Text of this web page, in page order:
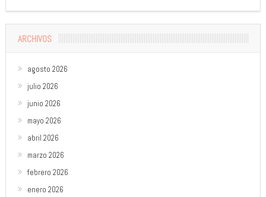
ARCHIVOS
agosto 2026
julio 2026
junio 2026
mayo 2026
abril 2026
marzo 2026
febrero 2026
enero 2026